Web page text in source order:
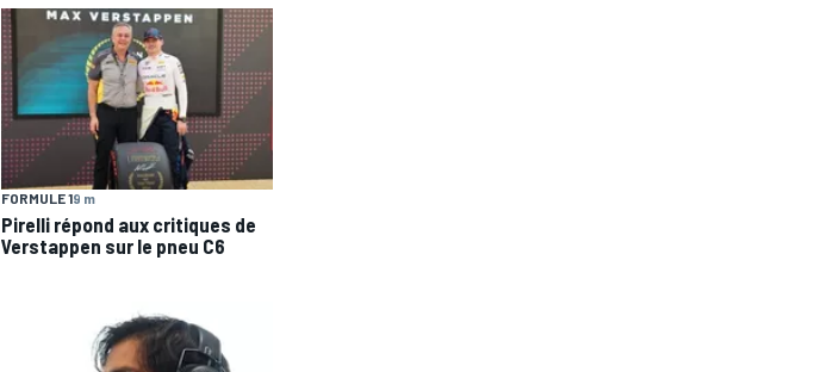
FORMULE 19 m
Pirelli répond aux critiques de
Verstappen sur le pneu C6